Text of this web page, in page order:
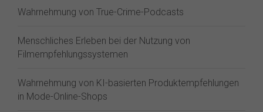
Wahrnehmung von True-Crime-Podcasts
Menschliches Erleben bei der Nutzung von
Filmempfehlungssystemen
Wahrnehmung von KI-basierten Produktempfehlungen
in Mode-Online-Shops